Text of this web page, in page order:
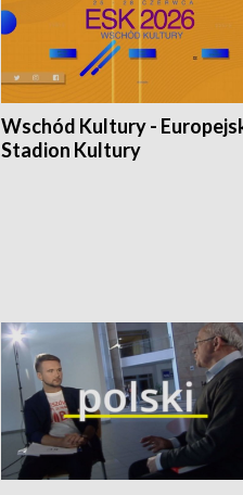
Wschód Kultury -
Stadion Kultury